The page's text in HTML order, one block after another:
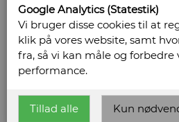
Bregnegårdsvej 29
6630 Rødding
Telefonnr: 75 42 15 12
CVR/SE: 20864044
Email:
Google Analytics (Statestik)
Vi bruger disse cookies til at
klik på vores website, samt
fra, så vi kan måle og forbedre
performance.
Tillad alle Kun